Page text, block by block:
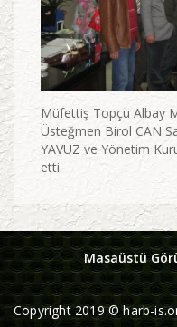
Müfettiş Topçu Albay
Üsteğmen Birol CAN
YAVUZ ve Yönetim
etti.
Masaüstü
Copyright 2019 © harb-